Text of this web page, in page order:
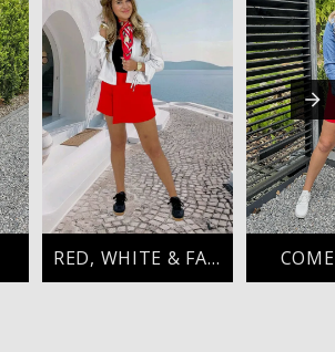
RED, WHITE & FABULOUS